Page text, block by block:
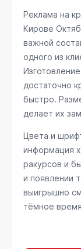
Реклама на
Кирове
важной
одного из
достаточно
быстро.
делает их
Цвета и
информация
ракурсов и
и появлении
выигрышно
тёмное